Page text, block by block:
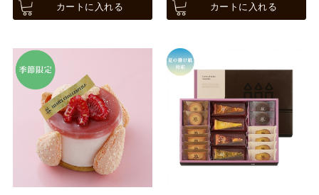
カートに入れる カートに入れる